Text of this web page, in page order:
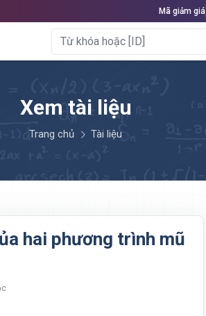
Mã giảm giá
Xem tài liệu
Trang chủ Tài liệu
hai phương trình mũ